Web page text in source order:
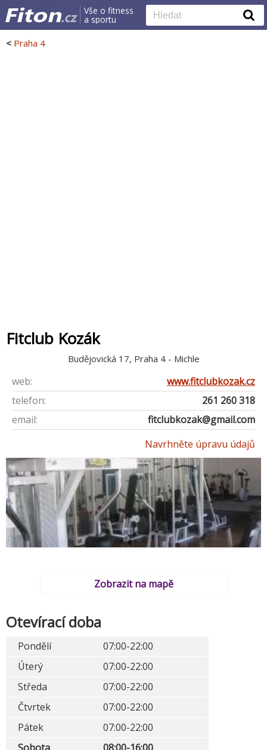
Vše o fitness
a sportu
< Praha 4
Fitclub Kozák
Budějovická 17, Praha 4 - Michle
web:
www.fitclubkozak.cz
telefon:
261 260 318
email:
fitclubkozak@gmail.com
Navrhněte úpravu údajů
Zobrazit na mapě
Otevírací doba
Pondělí
07:00-22:00
Úterý
07:00-22:00
Středa
07:00-22:00
Čtvrtek
07:00-22:00
Pátek
07:00-22:00